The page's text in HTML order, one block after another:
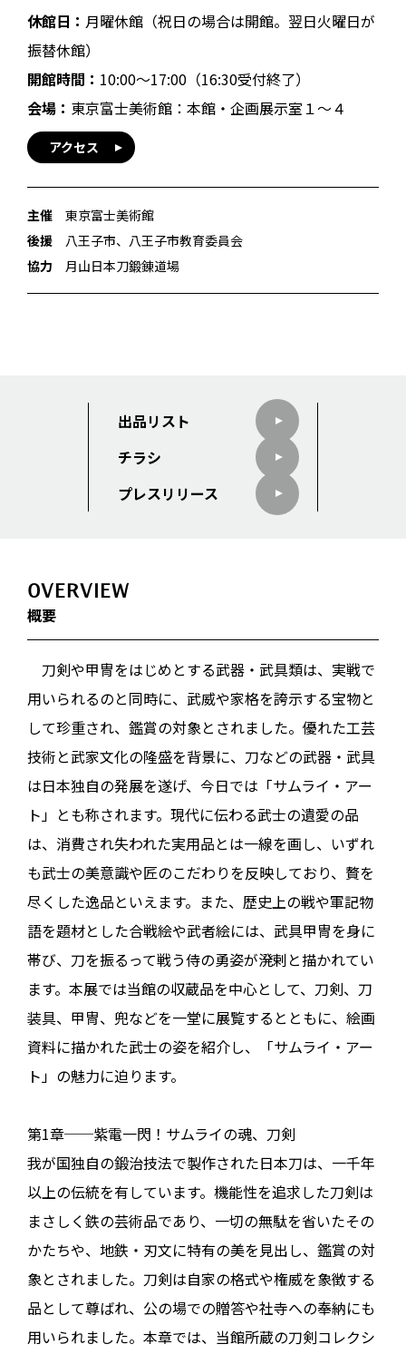
休館日： 月曜休館（祝日の場合は開館。翌日火曜日が
振替休館）
開館時間： 10:00～17:00（16:30受付終了）
会場： 東京富士美術館：本館・企画展示室１〜４
アクセス
主催 東京富士美術館
後援 八王子市、八王子市教育委員会
協力 月山日本刀鍛錬道場
出品リスト
チラシ
プレスリリース
OVERVIEW
概要
刀剣や甲冑をはじめとする武器・武具類は、実戦で
用いられるのと同時に、武威や家格を誇示する宝物と
して珍重され、鑑賞の対象とされました。優れた工芸
技術と武家文化の隆盛を背景に、刀などの武器・武具
は日本独自の発展を遂げ、今日では「サムライ・アー
ト」とも称されます。現代に伝わる武士の遺愛の品
は、消費され失われた実用品とは一線を画し、いずれ
も武士の美意識や匠のこだわりを反映しており、贅を
尽くした逸品といえます。また、歴史上の戦や軍記物
語を題材とした合戦絵や武者絵には、武具甲冑を身に
帯び、刀を振るって戦う侍の勇姿が溌剌と描かれてい
ます。本展では当館の収蔵品を中心として、刀剣、刀
装具、甲冑、兜などを一堂に展覧するとともに、絵画
資料に描かれた武士の姿を紹介し、「サムライ・アー
ト」の魅力に迫ります。
第1章──紫電一閃！サムライの魂、刀剣
我が国独自の鍛治技法で製作された日本刀は、一千年
以上の伝統を有しています。機能性を追求した刀剣は
まさしく鉄の芸術品であり、一切の無駄を省いたその
かたちや、地鉄・刃文に特有の美を見出し、鑑賞の対
象とされました。刀剣は自家の格式や権威を象徴する
品として尊ばれ、公の場での贈答や社寺への奉納にも
用いられました。本章では、当館所蔵の刀剣コレクシ